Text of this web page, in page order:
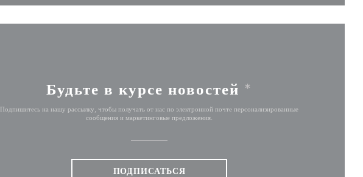
Будьте в курсе новостей *
Подпишитесь на нашу рассылку, чтобы получать от нас по электронной почте персонализированные
сообщения и маркетинговые предложения.
ПОДПИСАТЬСЯ